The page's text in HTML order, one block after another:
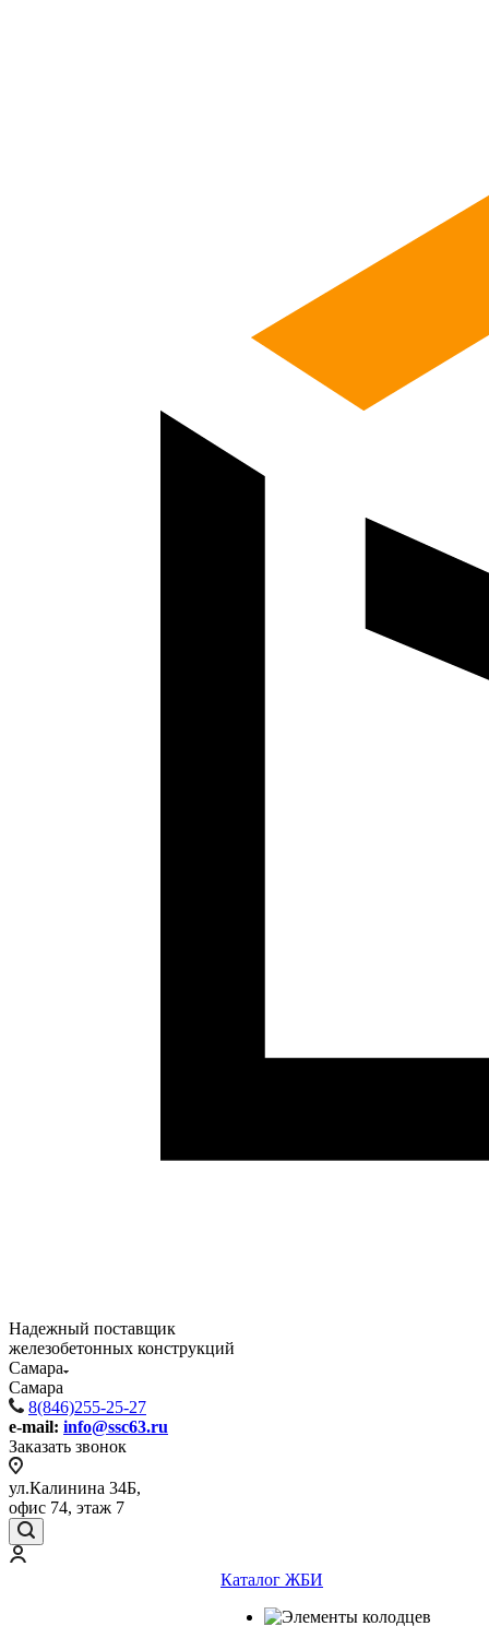
Надежный поставщик
железобетонных конструкций
Самара
Самара
8(846)255-25-27
e-mail: info@ssc63.ru
Заказать звонок
ул.Калинина 34Б,
офис 74, этаж 7
Каталог ЖБИ